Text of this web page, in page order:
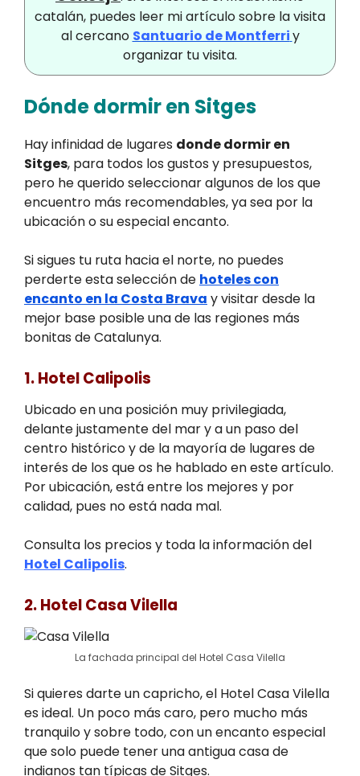
catalán, puedes leer mi artículo sobre la visita
al cercano Santuario de Montferriy
organizar tu visita.
Dónde dormir en Sitges
Hay infinidad de lugares donde dormir en
Sitges, para todos los gustos y presupuestos,
pero he querido seleccionar algunos de los que
encuentro más recomendables, ya sea por la
ubicación o su especial encanto.
Si sigues tu ruta hacia el norte, no puedes
perderte esta selección de hoteles con
encanto en la Costa Brava y visitar desde la
mejor base posible una de las regiones más
bonitas de Catalunya.
1. Hotel Calipolis
Ubicado en una posición muy privilegiada,
delante justamente del mar y a un paso del
centro histórico y de la mayoría de lugares de
interés de los que os he hablado en este artículo.
Por ubicación, está entre los mejores y por
calidad, pues no está nada mal.
Consulta los precios y toda la información del
Hotel Calipolis.
2. Hotel Casa Vilella
La fachada principal del Hotel Casa Vilella
Si quieres darte un capricho, el Hotel Casa Vilella
es ideal. Un poco más caro, pero mucho más
tranquilo y sobre todo, con un encanto especial
que solo puede tener una antigua casa de
indianos tan típicas de Sitges.